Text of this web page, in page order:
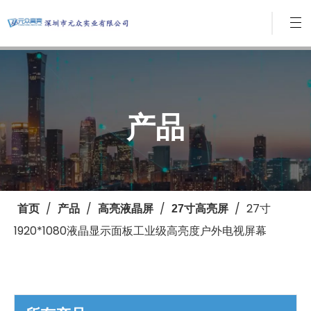
产品
首页 / 产品 / 高亮液晶屏 / 27寸高亮屏 / 27寸
1920*1080液晶显示面板工业级高亮度户外电视屏幕